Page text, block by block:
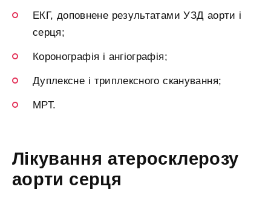
ЕКГ, доповнене результатами УЗД аорти і
серця;
Коронографія і ангіографія;
Дуплексне і триплексного сканування;
МРТ.
Лікування атеросклерозу
аорти серця